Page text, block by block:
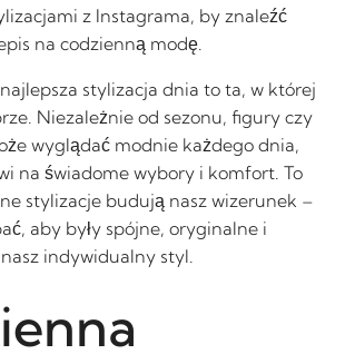
z Instagrama, by znaleźć
na codzienną modę.
stylizacja dnia to ta, w której
Niezależnie od sezonu, figury czy
wyglądać modnie każdego dnia,
na świadome wybory i komfort. To
stylizacje budują nasz wizerunek –
aby były spójne, oryginalne i
indywidualny styl.